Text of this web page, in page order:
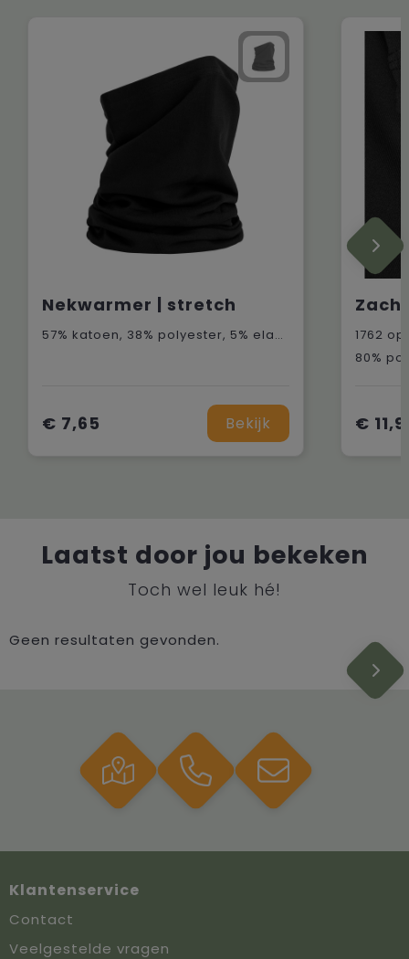
Nekwarmer | stretch
57% katoen, 38% polyester, 5% elastaan
€ 7,65 Bekijk
1762 op
80%
€
Laatst door jou bekeken
Toch wel leuk hé!
Geen resultaten gevonden.
Klantenservice
Contact
Veelgestelde vragen